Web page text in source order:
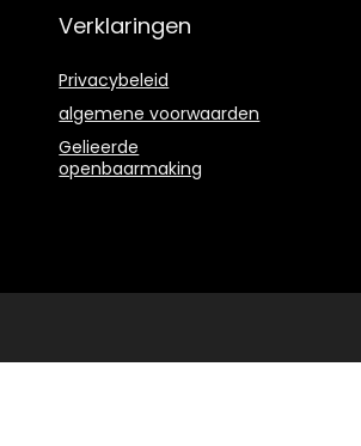
Verklaringen
Privacybeleid
algemene voorwaarden
Gelieerde
openbaarmaking